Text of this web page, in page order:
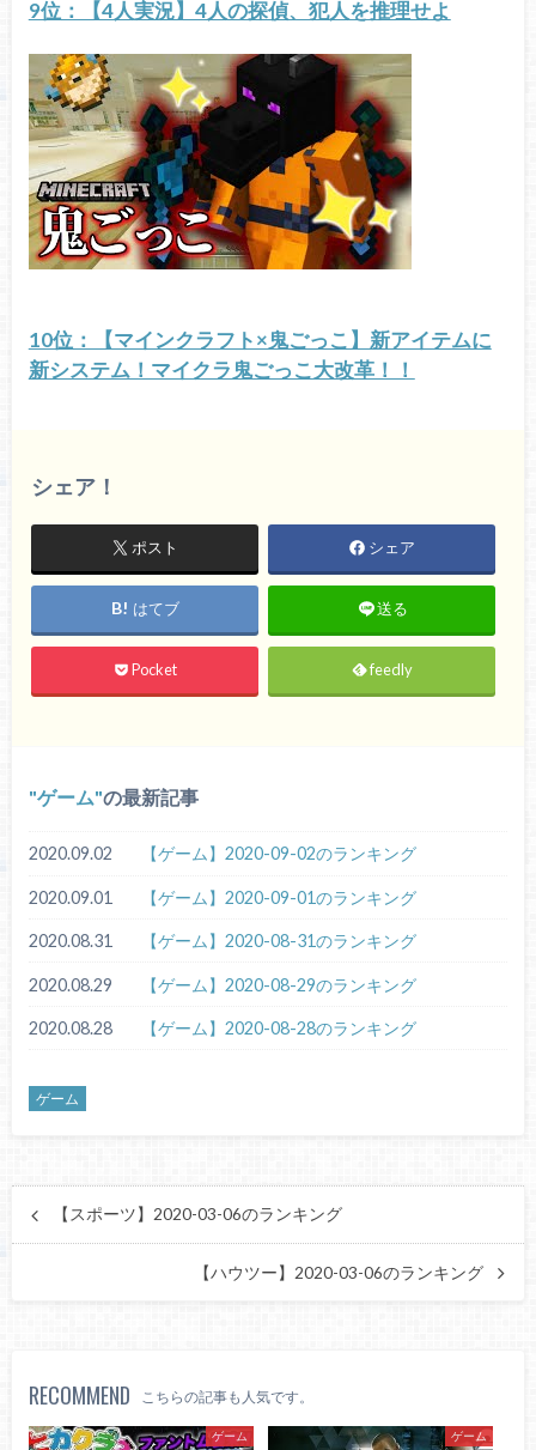
9位：【4人実況】4人の探偵、犯人を推理せよ
10位：【マインクラフト×鬼ごっこ】新アイテムに
新システム！マイクラ鬼ごっこ大改革！！
シェア！
ポスト シェア
はてブ 送る
Pocket feedly
ゲーム の最新記事
2020.09.02 【ゲーム】2020-09-02のランキング
2020.09.01 【ゲーム】2020-09-01のランキング
2020.08.31 【ゲーム】2020-08-31のランキング
2020.08.29 【ゲーム】2020-08-29のランキング
2020.08.28 【ゲーム】2020-08-28のランキング
ゲーム
【スポーツ】2020-03-06のランキング
【ハウツー】2020-03-06のランキング
RECOMMEND こちらの記事も人気です。
ゲーム ゲーム